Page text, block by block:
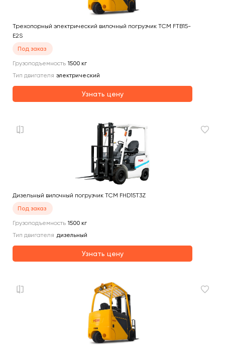
Трехопорный электрический вилочный погрузчик TCM FTB15-
E2S
Под заказ
Грузоподъемность 1500 кг
Тип двигателя электрический
Узнать цену
Дизельный вилочный погрузчик TCM FHD15T3Z
Под заказ
Грузоподъемность 1500 кг
Тип двигателя дизельный
Узнать цену